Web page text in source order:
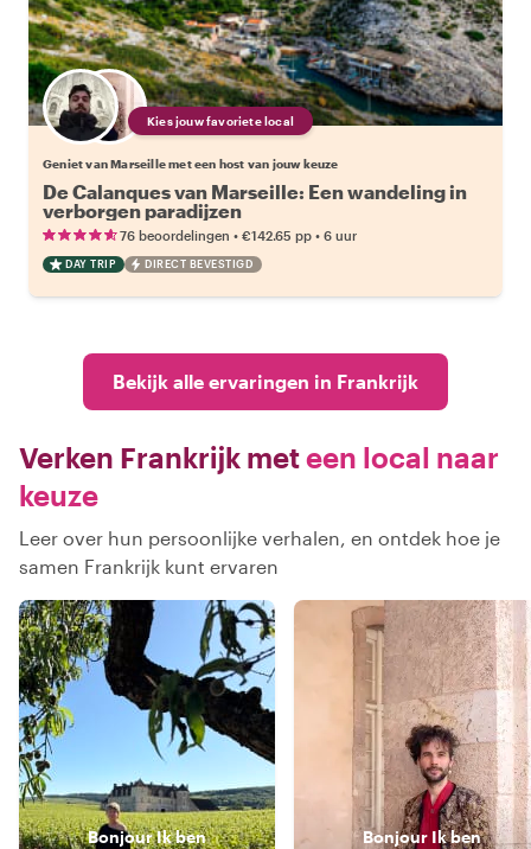
Kies jouw favoriete local
Geniet van Marseille met een host van jouw keuze
De Calanques van Marseille: Een wandeling in
verborgen paradijzen
76 beoordelingen • €142.65 pp • 6 uur
DAY TRIP DIRECT BEVESTIGD
Bekijk alle ervaringen in Frankrijk
Verken Frankrijk meteen local naar
keuze
Leer over hun persoonlijke verhalen, en ontdek hoe je
samen Frankrijk kunt ervaren
BonjourIk ben Bonjour Ik ben